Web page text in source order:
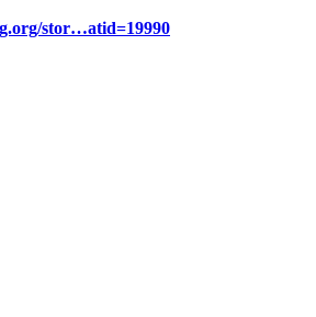
stor…atid=19990